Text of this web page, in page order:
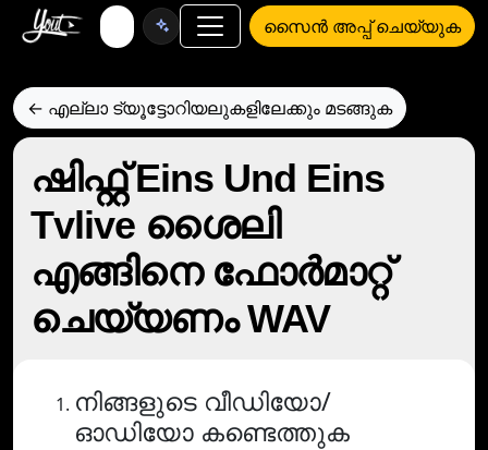
സൈൻ അപ്പ് ചെയ്യുക
← എല്ലാ ട്യൂട്ടോറിയലുകളിലേക്കും മടങ്ങുക
ഷിഫ്റ്റ് Eins Und Eins
Tvlive ശൈലി
എങ്ങിനെ ഫോര്‍മാറ്റ്
ചെയ്യണം WAV
നിങ്ങളുടെ വീഡിയോ/
ഓഡിയോ കണ്ടെത്തുക